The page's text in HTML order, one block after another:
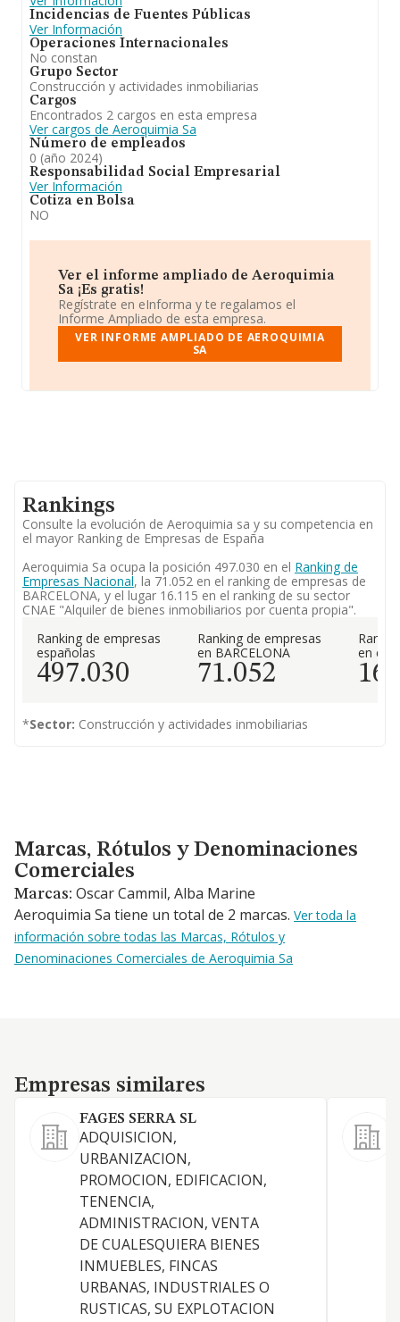
Incidencias de Fuentes Públicas
Ver Información
Operaciones Internacionales
No constan
Grupo Sector
Construcción y actividades inmobiliarias
Cargos
Encontrados 2 cargos en esta empresa
Ver cargos de Aeroquimia Sa
Número de empleados
0 (año 2024)
Responsabilidad Social Empresarial
Ver Información
Cotiza en Bolsa
NO
Ver el informe ampliado de Aeroquimia
Sa ¡Es gratis!
Regístrate en eInforma y te regalamos el
Informe Ampliado de esta empresa.
VER INFORME AMPLIADO DE AEROQUIMIA
SA
Rankings
Consulte la evolución de Aeroquimia sa y su competencia en
el mayor Ranking de Empresas de España
Aeroquimia Sa ocupa la posición 497.030 en el Ranking de
Empresas Nacional, la 71.052 en el ranking de empresas de
BARCELONA, y el lugar 16.115 en el ranking de su sector
CNAE "Alquiler de bienes inmobiliarios por cuenta propia".
Ranking de empresas
españolas
497.030
Ranking de empresas
en BARCELONA
71.052
en el
*Sector: Construcción y actividades inmobiliarias
Marcas, Rótulos y Denominaciones Comerciales
Marcas, Rótulos y Denominaciones
Comerciales
Marcas: Oscar Cammil, Alba Marine
Aeroquimia Sa tiene un total de 2 marcas. Ver toda la
información sobre todas las Marcas, Rótulos y
Denominaciones Comerciales de Aeroquimia Sa
Empresas similares
Empresas similares
FAGES SERRA SL
ADQUISICION,
URBANIZACION,
PROMOCION, EDIFICACION,
TENENCIA,
ADMINISTRACION, VENTA
DE CUALESQUIERA BIENES
INMUEBLES, FINCAS
URBANAS, INDUSTRIALES O
RUSTICAS, SU EXPLOTACION